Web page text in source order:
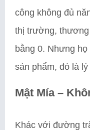
công không đủ
thị trường,
bằng 0. Nhưng
sản phẩm, đó là
Mật Mía –
Khác với đường